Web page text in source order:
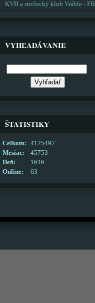
KVH a strelecký klub Vráble - FB
VYHĽADÁVANIE
ŠTATISTIKY
Online: 63
Celkom:
4125497
Mesiac:
45753
Deň:
1616